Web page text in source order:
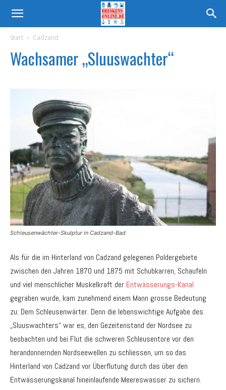
Start Cadzand
Wachsamer „Sluuswachter“
Schleusenwächter-Skulptur in Cadzand-Bad
Als für die im Hinterland von Cadzand gelegenen Poldergebiete
zwischen den Jahren 1870 und 1875 mit Schubkarren, Schaufeln
und viel menschlicher Muskelkraft der Entwässerungs-Kanal
gegraben wurde, kam zunehmend einem Mann grosse Bedeutung
zu: Dem Schleusenwärter. Denn die lebenswichtige Aufgabe des
„Sluuswachters“ war es, den Gezeitenstand der Nordsee zu
beobachten und bei Flut die schweren Schleusentore vor den
herandonnernden Nordseewellen zu schliessen, um so das
Hinterland von Cadzand vor Überflutung durch das über den
Entwässerungskanal hineinlaufende Meereswasser zu sichern.